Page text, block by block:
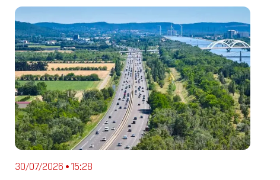
fortes chaleurs sont
30/07/2026 • 15:28